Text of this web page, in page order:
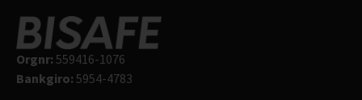
Orgnr: 559416-1076
Bankgiro: 5954-4783